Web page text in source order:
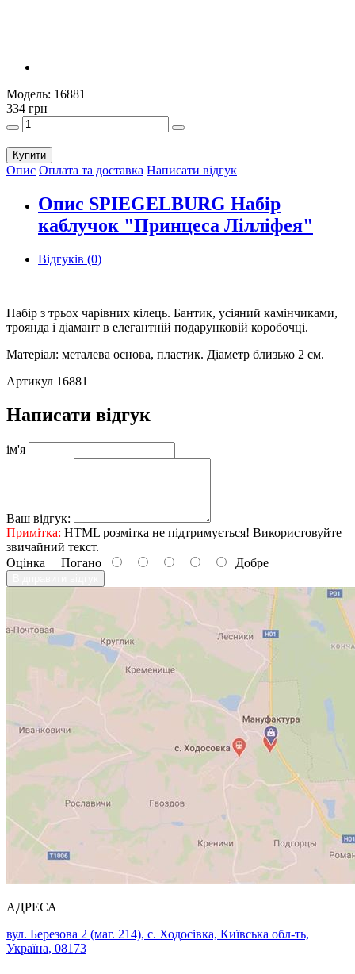
Модель: 16881
334 грн
Купити
Опис Оплата та доставка Написати відгук
Опис SPIEGELBURG Набір
каблучок "Принцеса Лілліфея"
Відгуків (0)
Набір з трьох чарівних кілець. Бантик, усіяний камінчиками,
троянда і діамант в елегантній подарунковій коробочці.
Матеріал: металева основа, пластик. Діаметр близько 2 см.
Артикул 16881
Написати відгук
ім'я
Ваш відгук:
Примітка: HTML розмітка не підтримується! Використовуйте
звичайний текст.
Оцінка Погано Добре
АДРЕСА
вул. Березова 2 (маг. 214), с. Ходосівка, Київська обл-ть,
Україна, 08173